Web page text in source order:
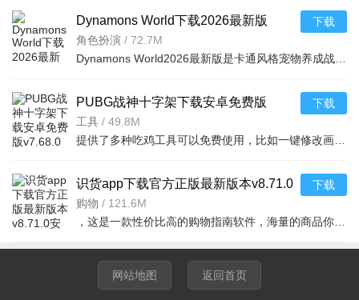
Dynamons World下载2026最新版
v1.12.62 安卓版
角色扮演 / 72.7M
下载
PUBG战神十字架下载安卓免费版
v7.68.0安卓免费版
工具 / 49.8M
下载
识货app下载官方正版最新版本v8.71.0
安卓版
购物 / 121.6M
下载
网站地图 返回首页